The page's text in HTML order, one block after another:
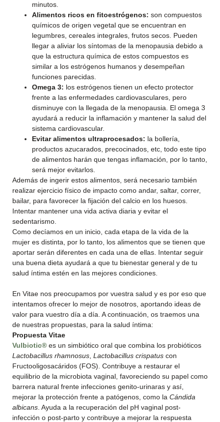
minutos.
Alimentos ricos en fitoestrógenos: son compuestos
químicos de origen vegetal que se encuentran en
legumbres, cereales integrales, frutos secos. Pueden
llegar a aliviar los síntomas de la menopausia debido a
que la estructura química de estos compuestos es
similar a los estrógenos humanos y desempeñan
funciones parecidas.
Omega 3: los estrógenos tienen un efecto protector
frente a las enfermedades cardiovasculares, pero
disminuye con la llegada de la menopausia. El omega 3
ayudará a reducir la inflamación y mantener la salud del
sistema cardiovascular.
Evitar alimentos ultraprocesados: la bollería,
productos azucarados, precocinados, etc, todo este tipo
de alimentos harán que tengas inflamación, por lo tanto,
será mejor evitarlos.
Además de ingerir estos alimentos, será necesario también
realizar ejercicio físico de impacto como andar, saltar, correr,
bailar, para favorecer la fijación del calcio en los huesos.
Intentar mantener una vida activa diaria y evitar el
sedentarismo.
Como decíamos en un inicio, cada etapa de la vida de la
mujer es distinta, por lo tanto, los alimentos que se tienen que
aportar serán diferentes en cada una de ellas. Intentar seguir
una buena dieta ayudará a que tu bienestar general y de tu
salud íntima estén en las mejores condiciones.
En Vitae nos preocupamos por vuestra salud y es por eso que
intentamos ofrecer lo mejor de nosotros, aportando ideas de
valor para vuestro día a día. A continuación, os traemos una
de nuestras propuestas, para la salud íntima:
Propuesta Vitae
Vulbiotic® es un simbiótico oral que combina los probióticos
Lactobacillus rhamnosus Lactobacillus crispatus con
Fructooligosacáridos (FOS). Contribuye a restaurar el
equilibrio de la microbiota vaginal, favoreciendo su papel como
barrera natural frente infecciones genito-urinaras y así,
mejorar la protección frente a patógenos, como la Cándida
albicans . Ayuda a la recuperación del pH vaginal post-
infección o post-parto y contribuye a mejorar la respuesta